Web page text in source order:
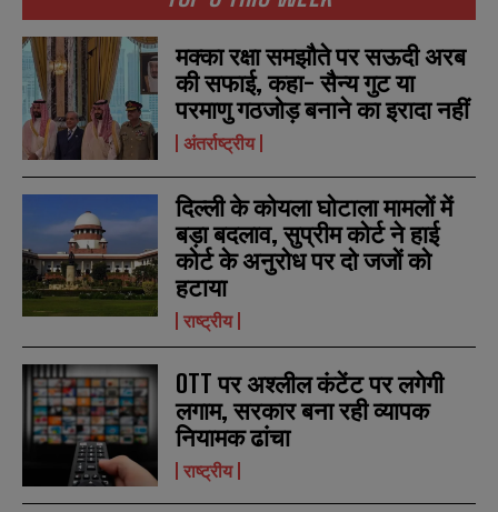
N
a
*
m
a
i
l
*
N
u
m
b
e
r
SUBMIT
N
a
*
m
a
i
l
*
N
u
m
b
e
r
SUBMIT
मक्का रक्षा समझौते पर सऊदी अरब
की सफाई, कहा- सैन्य गुट या
परमाणु गठजोड़ बनाने का इरादा नहीं
अंतर्राष्ट्रीय
दिल्ली के कोयला घोटाला मामलों में
बड़ा बदलाव, सुप्रीम कोर्ट ने हाई
कोर्ट के अनुरोध पर दो जजों को
हटाया
राष्ट्रीय
OTT पर अश्लील कंटेंट पर लगेगी
लगाम, सरकार बना रही व्यापक
नियामक ढांचा
राष्ट्रीय